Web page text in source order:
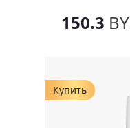
150.3
Купить